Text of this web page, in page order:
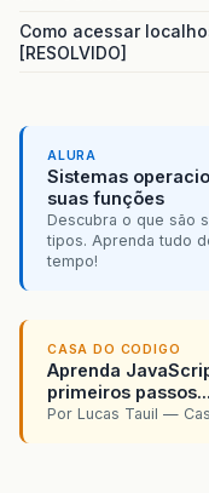
Como acessar
[RESOLVIDO]
ALURA
Sistemas
suas funções
Descubra o que são
tipos. Aprenda tudo
tempo!
CASA DO CODIGO
Aprenda
primeiros passos...
Por Lucas Tauil —